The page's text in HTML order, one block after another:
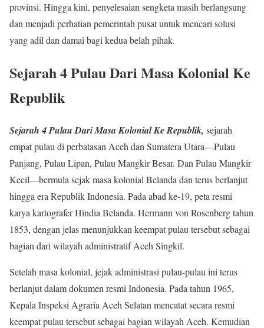
provinsi. Hingga kini, penyelesaian sengketa masih berlangsung
dan menjadi perhatian pemerintah pusat untuk mencari solusi
yang adil dan damai bagi kedua belah pihak.
Sejarah 4 Pulau Dari Masa Kolonial Ke
Republik
Sejarah 4 Pulau Dari Masa Kolonial Ke Republik, sejarah
empat pulau di perbatasan Aceh dan Sumatera Utara—Pulau
Panjang, Pulau Lipan, Pulau Mangkir Besar. Dan Pulau Mangkir
Kecil—bermula sejak masa kolonial Belanda dan terus berlanjut
hingga era Republik Indonesia. Pada abad ke-19, peta resmi
karya kartografer Hindia Belanda. Hermann von Rosenberg tahun
1853, dengan jelas menunjukkan keempat pulau tersebut sebagai
bagian dari wilayah administratif Aceh Singkil.
Setelah masa kolonial, jejak administrasi pulau-pulau ini terus
berlanjut dalam dokumen resmi Indonesia. Pada tahun 1965,
Kepala Inspeksi Agraria Aceh Selatan mencatat secara resmi
keempat pulau tersebut sebagai bagian wilayah Aceh. Kemudian